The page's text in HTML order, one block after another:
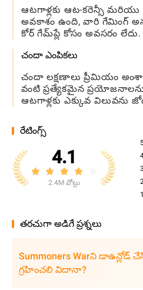
ఆటగాళ్లకు ఆట-కరెన్సీ మరియు
అవకాశం ఉంది, వారి గేమింగ్
కోర్ గేమ్‌ప్లే కోసం అవసరం లేదు.
చందా ఎంపికలు
చందా లక్షణాలు ప్రీమియం
వంటి ప్రత్యేకమైన
ఆటగాళ్లకు ఎక్కువ విలువను
రేటింగ్స్
4.1
2.4M వోట్లు
3
2
1
తరచుగా అడిగే ప్రశ్నలు
Summoners Warని డాఉన్లోడ్
గ్రహించలి విదానా?